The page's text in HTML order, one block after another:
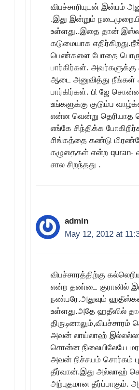
விபச்சாரியுடன் இன்பம்
.இது இன்றும்
உள்ளது..இதை தான்
கடுமையாக
பெண்களை போதை
பார்கிர்கள்.
ஆடை அனுவித்து நீங்கள்
பார்கிர்கள். பி ஜே
உங்களுக்கு குடும்ப
என்ன வென்று தெரியாத
எங்கே சிந்திக்க
சிங்கத்தை கண்டு
கழுதைகள் என்ற quran-
சால சிறந்தது .
admin
May 12, 2012 at
விபச்சாரத்திற்கு
என்ற தண்டை குரானில்
நண்பரே.அதுவும்
உள்ளது.அதே ஹதீஸில்
திருடினாலும்,விபச்சாரம்
அவன் லாய்லாஹ்
சொன்ன நிலையிலேயே
அவன் நிச்சயம் சொர்கம்
தீர்வான்.இது அல்லாஹ்
அற்புதமான தீர்ப்பாகும்.